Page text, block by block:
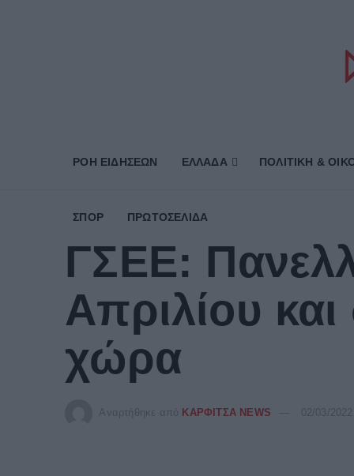
ΡΟΗ ΕΙΔΗΣΕΩΝ ΕΛΛΑΔΑ ΠΟΛΙΤΙΚΗ &
ΣΠΟΡ ΠΡΩΤΟΣΈΛΙΔΑ
ΓΣΕΕ:
Απριλίου
χώρα
Αναρτήθηκε από ΚΑΡΦΙΤΣΑ NEWS 02/03/2022